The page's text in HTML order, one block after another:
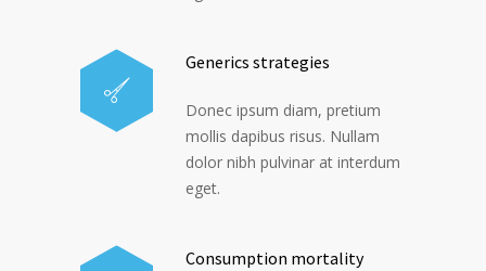
Generics strategies
Donec ipsum diam, pretium
mollis dapibus risus. Nullam
dolor nibh pulvinar at interdum
eget.
Consumption mortality